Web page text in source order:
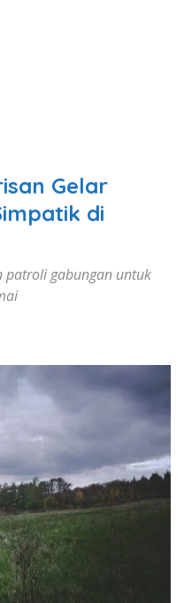
Gelar
di
patroli gabungan untuk